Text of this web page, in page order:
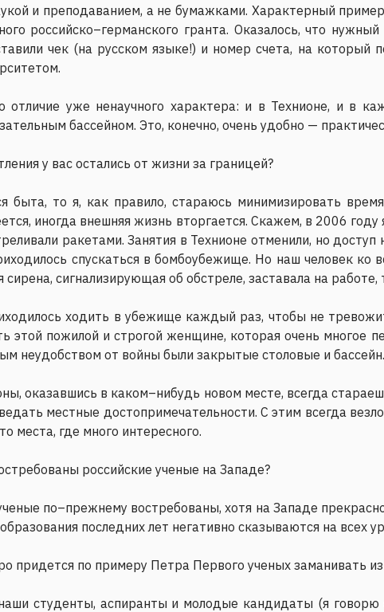
и преподаванием, а не бумажками. Характерный
российско–германского гранта. Оказалось, что
чек (на русском языке!) и номер счета, на
уже ненаучного характера: и в Технионе, и в
бассейном. Это, конечно, очень удобно —
у вас остались от жизни за границей?
быта, то я, как правило, стараюсь минимизировать
иногда внешняя жизнь вторгается. Скажем, в 2006
ракетами. Занятия в Технионе отменили, но
спускаться в бомбоубежище. Но наш человек ко
сирена, сигнализирующая об обстреле, заставала на работе,
ходить в убежище каждый раз, чтобы не
этой пожилой и строгой женщине, которая очень многое
неудобством от войны были закрытые столовые и бассейн.
оказавшись в каком–нибудь новом месте, всегда
местные достопримечательности. С этим всегда
места, где много интересного.
российские ученые на Западе?
по–прежнему востребованы, хотя на Западе
последних лет негативно сказываются на всех
придется по примеру Петра Первого ученых заманивать
студенты, аспиранты и молодые кандидаты (я